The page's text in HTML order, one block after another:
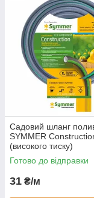
Садовий шланг
SYMMER
(високого тиску)
Готово до відправки
31 ₴/м